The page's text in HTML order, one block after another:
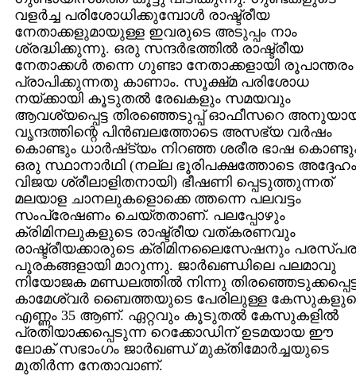
വളര്‍ച്ച പരിശോധിക്കുമ്പോള്‍ രാഷ്ട്രീയ
നേതാക്കളുമായുള്ള ഇവരുടെ അടുപ്പം നാം
ശ്രദ്ധിക്കുന്നു. ഒരു സന്ദര്‍ഭത്തില്‍ രാഷ്ട്രീയ
നേതാക്കള്‍ തന്നെ ഗുണ്ടാ നേതാക്കളായി രൂപാന്തരം
പ്രാപിക്കുന്നതു കാണാം. സൂക്ഷ്‌മ പരിശോധ
നയ്‌ക്കായി കൂടുതല്‍ രേഖകളും സമയവും
ആവശ്യപ്പെട്ട തിരഞ്ഞെടുപ്പ്‌ ഓഫീസറെ
വൃന്ദത്തിന്റെ പിന്‍ബലത്തോടെ അസഭ്യ വര്‍ഷം
കൊണ്ടും ധാര്‍ഷ്‌ട്യം നിറഞ്ഞ ശരീര ഭാഷ
ഒരു സ്ഥാനാര്‍ഥി (നല്ല ഭൂരിപക്ഷത്തോടെ അദ്ദേഹം
വിജയ ശ്രീലാളിതനായി) ഭീഷണി പ്പെടുത്തുന്നത്‌
മലയാള ചാനലുകളൊക്കെ ത്തന്നെ പലവട്ടം
സംപ്രേഷണം ചെയ്‌തതാണ്‌. പലപ്പോഴും
ക്രിമിനലുകളുടെ രാഷ്ട്രീയ വത്‌കരണവും
രാഷ്ട്രീയക്കാരുടെ ക്രിമിനലൈസേഷനും പരസ്‌പര
പൂരകങ്ങളായി മാറുന്നു. ജാര്‍ഖണ്ഡിലെ പലമാവു
നിയോജക മണ്ഡലത്തില്‍ നിന്നു
കാമേശ്വര്‍ ബൈത്തയുടെ പേരിലുള്ള
എണ്ണം 35 ആണ്‌. ഏറ്റവും കൂടുതല്‍ കേസുകളില്‍
പ്രതിയാക്കപ്പെടുന്ന റെക്കോഡിന്‌ ഉടമയായ ഈ
ലോക്‌ സഭാംഗം ജാര്‍ഖണ്ഡ്‌ മുക്തിമോര്‍ച്ചയുടെ
മുതിര്‍ന്ന നേതാവാണ്‌.